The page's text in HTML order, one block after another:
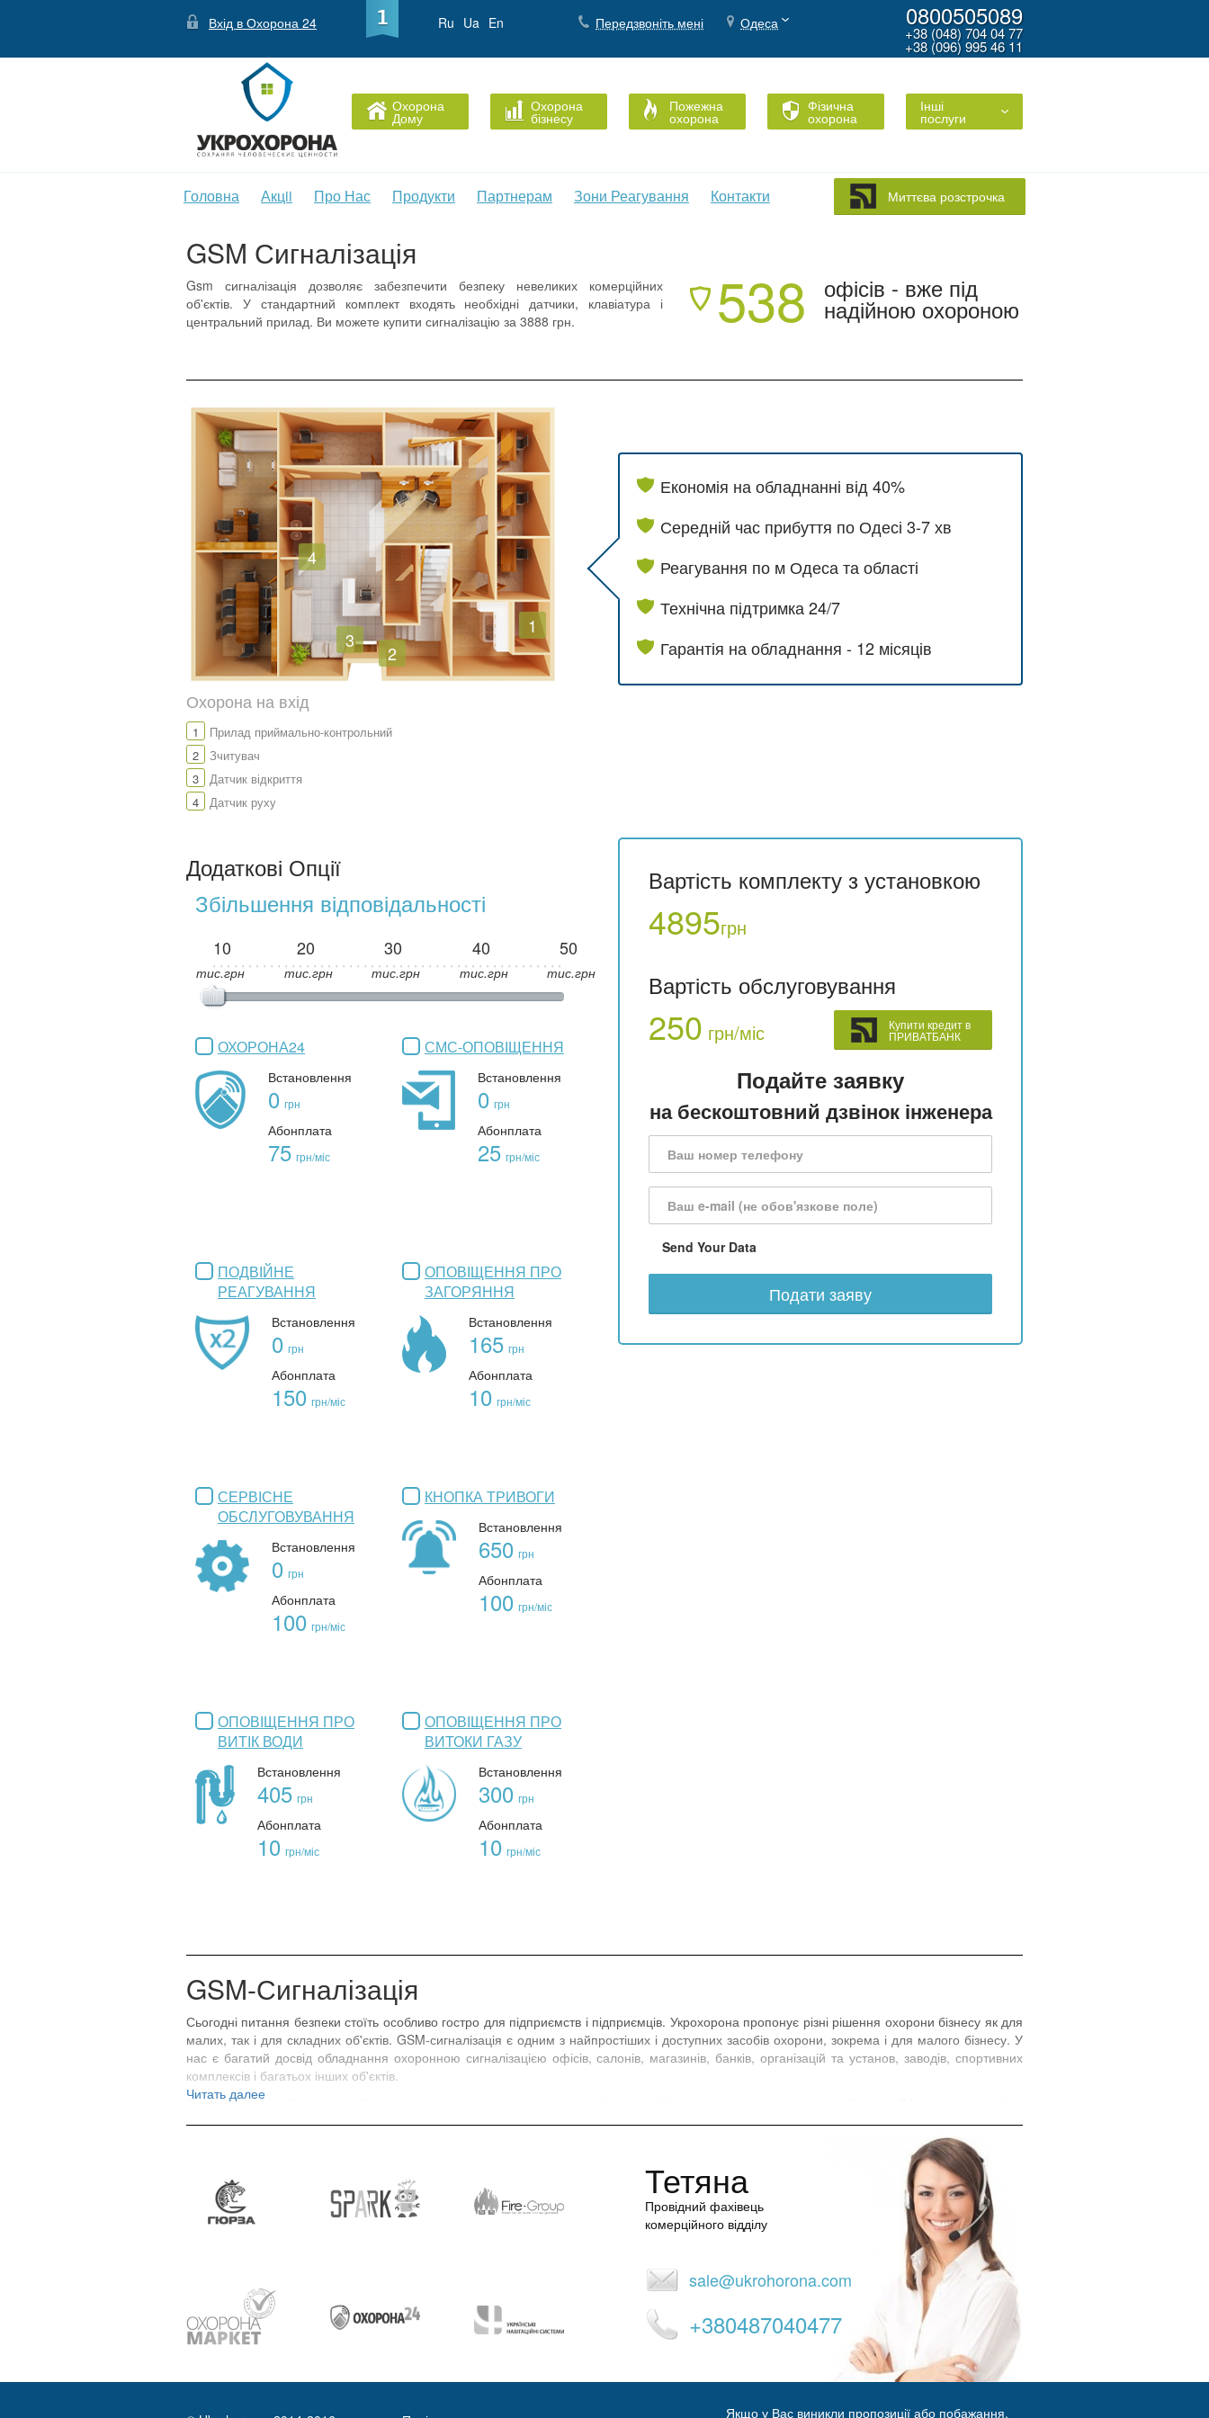
Вхід в Охорона 24 Ru Ua En Передзвоніть мені Одеса 0800505089
+38 (048) 704 04 77
+38 (096) 995 46 11
Охорона
Дому
Охорона
бізнесу
Пожежна
охорона
Фізична
охорона
Інші
послуги
Головна Акцii Про Нас Продукти Партнерам Зони Реагування Контакти Миттєва розстрочка
GSM Сигналізація
Gsm сигналізація дозволяє забезпечити безпеку невеликих комерційних
об'єктів. У стандартний комплект входять необхідні датчики, клавіатура і
центральний прилад. Ви можете купити сигналізацію за 3888 грн.
538 офісів - вже під
надійною охороною
1
2
3
4
Охорона на вхід
1
Прилад приймально-контрольний
2
Зчитувач
3
Датчик відкриття
4
Датчик руху
Економія на обладнанні від 40%
Середній час прибуття по Одесі 3-7 хв
Реагування по м Одеса та області
Технічна підтримка 24/7
Гарантія на обладнання - 12 місяців
Додаткові Опції
Збільшення відповідальності
10
тис.грн
20
тис.грн
30
тис.грн
40
тис.грн
50
тис.грн
ОХОРОНА24
Встановлення
0 грн
Абонплата
75 грн/міс
СМС-ОПОВІЩЕННЯ
Встановлення
0 грн
Абонплата
25 грн/міс
ПОДВІЙНЕ
РЕАГУВАННЯ
Встановлення
0 грн
Абонплата
150 грн/міс
ОПОВІЩЕННЯ ПРО
ЗАГОРЯННЯ
Встановлення
165 грн
Абонплата
10 грн/міс
СЕРВІСНЕ
ОБСЛУГОВУВАННЯ
Встановлення
0 грн
Абонплата
100 грн/міс
КНОПКА ТРИВОГИ
Встановлення
650 грн
Абонплата
100 грн/міс
ОПОВІЩЕННЯ ПРО
ВИТІК ВОДИ
Встановлення
405 грн
Абонплата
10 грн/міс
ОПОВІЩЕННЯ ПРО
ВИТОКИ ГАЗУ
Встановлення
300 грн
Абонплата
10 грн/міс
Вартість комплекту з установкою
4895грн
Вартість обслуговування
250 грн/міс Купити кредит в
ПРИВАТБАНК
Подайте заявку
на бескоштовний дзвінок інженера
Send Your Data
Подати заяву
GSM-Сигналізація
Сьогодні питання безпеки стоїть особливо гостро для підприємств і підприємців. Укрохорона пропонує різні рішення охорони бізнесу як для
малих, так і для складних об'єктів. GSM-сигналізація є одним з найпростіших і доступних засобів охорони, зокрема і для малого бізнесу. У
нас є багатий досвід обладнання охоронною сигналізацією офісів, салонів, магазинів, банків, організацій та установ, заводів, спортивних
комплексів і багатьох інших об'єктів.
Співпрацюючи з Укрохрона, Ви отримуєте не тільки охоронну сигналізацію, а й інструмент контролю: сервіс Охорона24 власної розробки
Укрохорона дозволить Вам не тільки контролювати роботу обслуговуючого охоронного агентства, а й контролювати час догляду / приходу
співробітників, роботи комерційних об'єктів, вести облік робочого часу і багато інше. Для великих клієнтів Укрохрона розробляє спеціалізовані
рішення під специфічні потреби замовника на базі власного обладнання та ПЗ. Служба охророни Укрохорона допоможе захистити Ваше
Читать далее
Тетяна
Провідний фахівець
комерційного відділу
sale@ukrohorona.com
+380487040477
Якщо у Вас виникли пропозиції або побажання,